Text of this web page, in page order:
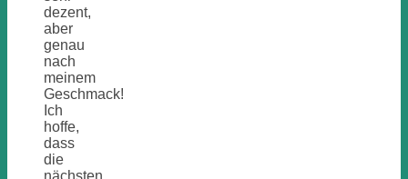
dezent,
aber
genau
nach
meinem
Geschmack!
Ich
hoffe,
dass
die
nächsten